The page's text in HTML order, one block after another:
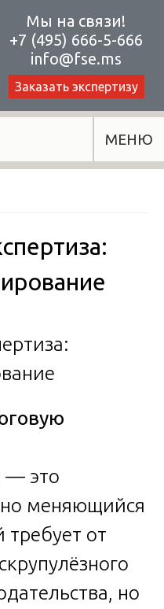
Мы на связи!
+7 (495) 666-5-666
info@fse.ms
Заказать экспертизу
МЕНЮ
— это
меняющийся
от
но